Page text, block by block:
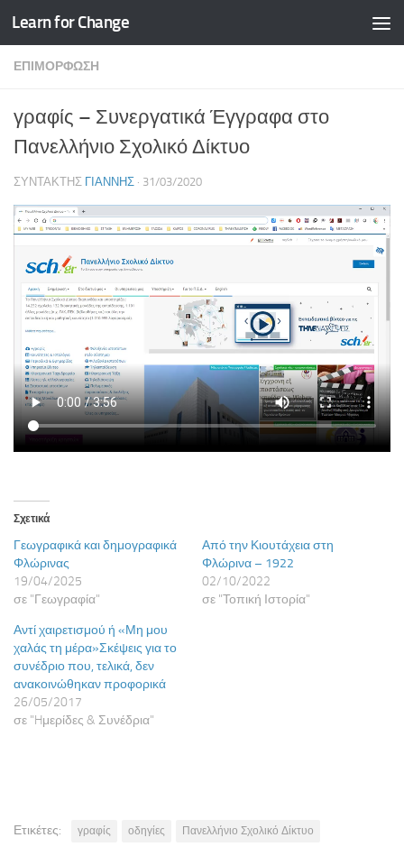
Skip to content
Learn for Change
ΕΠΙΜΌΡΦΩΣΗ
γραφίς – Συνεργατικά Έγγραφα στο
Πανελλήνιο Σχολικό Δίκτυο
ΣΥΝΤΆΚΤΗΣ ΓΙΆΝΝΗΣ · 31/03/2020
Σχετικά
Γεωγραφικά και δημογραφικά
Φλώρινας
19/04/2025
σε "Γεωγραφία"
Από την Κιουτάχεια στη
Φλώρινα – 1922
02/10/2022
σε "Τοπική Ιστορία"
Αντί χαιρετισμού ή «Μη μου
χαλάς τη μέρα»Σκέψεις για το
συνέδριο που, τελικά, δεν
ανακοινώθηκαν προφορικά
26/05/2017
σε "Hμερίδες & Συνέδρια"
Ετικέτες: γραφίς οδηγίες Πανελλήνιο Σχολικό Δίκτυο